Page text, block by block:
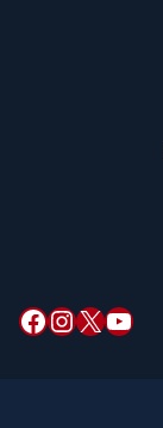
Facebook InstagramX YouTube